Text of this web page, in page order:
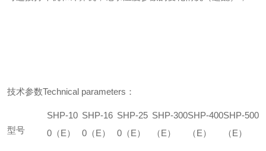
技术参数Technical parameters：
型号
SHP-10
0（E）
SHP-16
0（E）
SHP-25
0（E）
SHP-300
（E）
SHP-400
（E）
SHP-500
（E）